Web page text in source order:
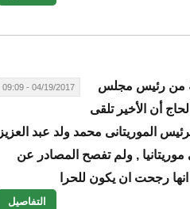
04/19/2017 - 09:09
من رئيس مجلس
أن الأخير تلقى
الموريتانى محمد ولد عبد العزيز
موريتانيا , ولم تفصح المصادر عن
انها رجحت ان يكون للحرا
التفاصيل